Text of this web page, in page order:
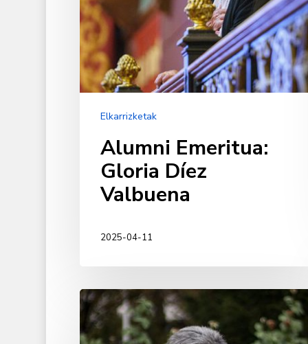
Elkarrizketak
Alumni Emeritua:
Gloria Díez
Valbuena
2025-04-11
María
Begoña
Rueda